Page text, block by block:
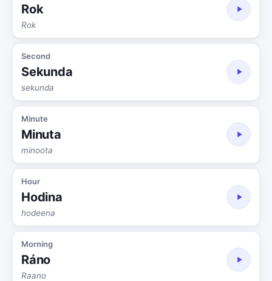
Rok
Rok
Second
Sekunda
sekunda
Minute
Minuta
minoota
Hour
Hodina
hodeena
Morning
Ráno
Raano